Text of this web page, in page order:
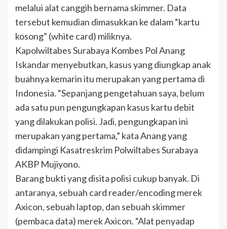
melalui alat canggih bernama skimmer. Data
tersebut kemudian dimasukkan ke dalam “kartu
kosong” (white card) miliknya.
Kapolwiltabes Surabaya Kombes Pol Anang
Iskandar menyebutkan, kasus yang diungkap anak
buahnya kemarin itu merupakan yang pertama di
Indonesia. “Sepanjang pengetahuan saya, belum
ada satu pun pengungkapan kasus kartu debit
yang dilakukan polisi. Jadi, pengungkapan ini
merupakan yang pertama,” kata Anang yang
didampingi Kasatreskrim Polwiltabes Surabaya
AKBP Mujiyono.
Barang bukti yang disita polisi cukup banyak. Di
antaranya, sebuah card reader/encoding merek
Axicon, sebuah laptop, dan sebuah skimmer
(pembaca data) merek Axicon. “Alat penyadap